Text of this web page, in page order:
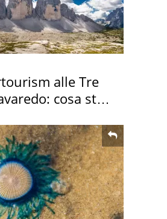
alle Tre
cosa sta